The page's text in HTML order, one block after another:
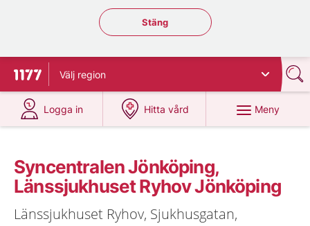
Stäng regionsväljaren
Stäng
Till startsidan för 1177
Välj region
Logga in
på 1177.se
Hitta vård
på 1177.se
Meny
Syncentralen Jönköping,
Länssjukhuset Ryhov Jönköping
Länssjukhuset Ryhov, Sjukhusgatan,